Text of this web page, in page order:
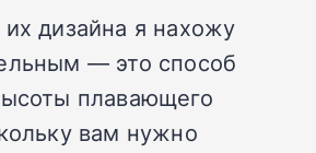
дизайна я нахожу
— это способ
плавающего
вам нужно